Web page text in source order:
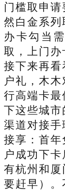
门槛取申
然白金系列
办卡勾当
取，上门办
接下来再
户礼，木
行高端卡
下这些城
渠道对接
接享：首
户成功下
有杭州和
要赶早）